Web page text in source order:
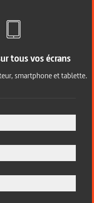
tous vos écrans
smartphone et tablette.